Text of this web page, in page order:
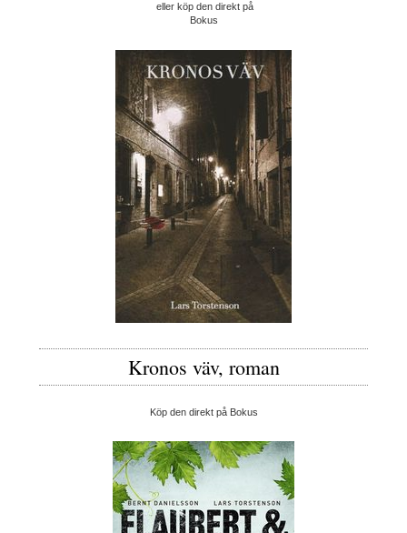
eller köp den direkt på
Bokus
Kronos väv, roman
Köp den direkt på Bokus